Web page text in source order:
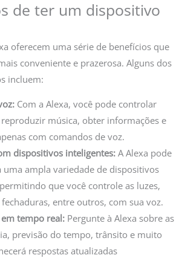
de ter um dispositivo
oferecem uma série de benefícios que
conveniente e prazerosa. Alguns dos
incluem:
Com a Alexa, você pode controlar
música, obter informações e
com comandos de voz.
dispositivos inteligentes:A Alexa pode
uma ampla variedade de dispositivos
que você controle as luzes,
entre outros, com sua voz.
tempo real:Pergunte à Alexa sobre as
previsão do tempo, trânsito e muito
respostas atualizadas